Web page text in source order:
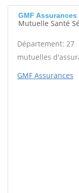
GMF Assurances
Mutuelle Santé
Département: 27
mutuelles
GMF Assurances